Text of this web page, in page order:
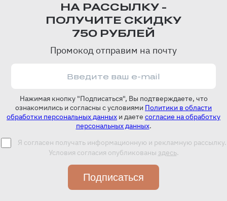
НА РАССЫЛКУ -
ПОЛУЧИТЕ СКИДКУ
750 РУБЛЕЙ
Промокод отправим на почту
Нажимая кнопку "Подписаться", Вы подтверждаете, что
ознакомились и согласны с условиями Политики в области
обработки персональных данных и даете согласие на обработку
персональных данных.
Я согласен получать информационную и рекламную рассылку.
Условия согласия опубликованы здесь.
Подписаться